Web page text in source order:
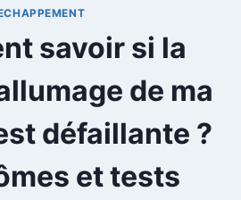
savoir si la
de ma
défaillante ?
et tests